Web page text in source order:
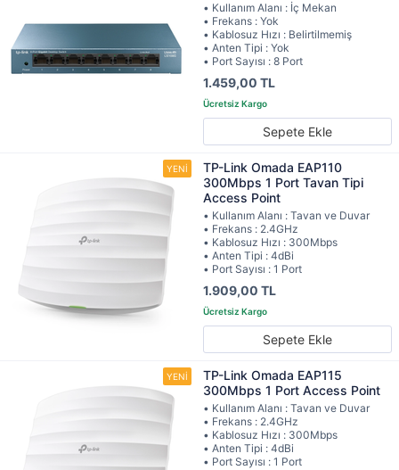
• Kullanım Alanı : İç Mekan
• Frekans : Yok
• Kablosuz Hızı : Belirtilmemiş
• Anten Tipi : Yok
• Port Sayısı : 8 Port
1.459,00 TL
Sepete Ekle
TP-Link Omada EAP110
300Mbps 1 Port Tavan Tipi
Access Point
• Kullanım Alanı : Tavan ve Duvar
• Frekans : 2.4GHz
• Kablosuz Hızı : 300Mbps
• Anten Tipi : 4dBi
• Port Sayısı : 1 Port
1.909,00 TL
Sepete Ekle
TP-Link Omada EAP115
300Mbps 1 Port Access Point
• Kullanım Alanı : Tavan ve Duvar
• Frekans : 2.4GHz
• Kablosuz Hızı : 300Mbps
• Anten Tipi : 4dBi
• Port Sayısı : 1 Port